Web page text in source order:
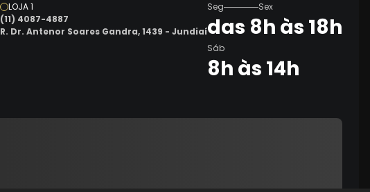
LOJA 1
(11) 4087-4887
R. Dr. Antenor Soares Gandra, 1439 - Jundiaí
Seg Sex
das 8h às 18h
Sáb
8h às 14h